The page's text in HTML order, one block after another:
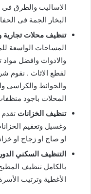
الاساليب والطرق فى
البخار الجمة فى
تنظيف محلات
المساحات الواسعة
والادوات وافضل
لقطع الاثاث . نقوم
والحوائط والكراسى
المحلات باجود
تنظيف الخزانات
وغسيل وتعقيم
او صاج او زجاج او
التنظيف السكني
بالكامل تنظيف
الأغطية وترتيب